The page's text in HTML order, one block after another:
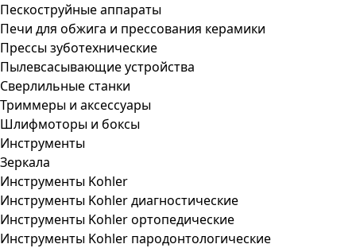
Пескоструйные аппараты
Печи для обжига и прессования керамики
Прессы зуботехнические
Пылевсасывающие устройства
Сверлильные станки
Триммеры и аксессуары
Шлифмоторы и боксы
Инструменты
Зеркала
Инструменты Kohler
Инструменты Kohler диагностические
Инструменты Kohler ортопедические
Инструменты Kohler пародонтологические